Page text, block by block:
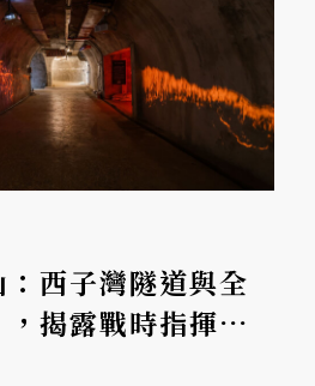
：西子灣隧道與全
揭露戰時指揮部